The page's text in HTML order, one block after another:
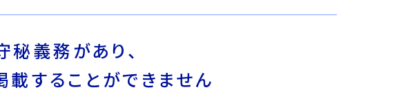
秘義務があり、
することができません